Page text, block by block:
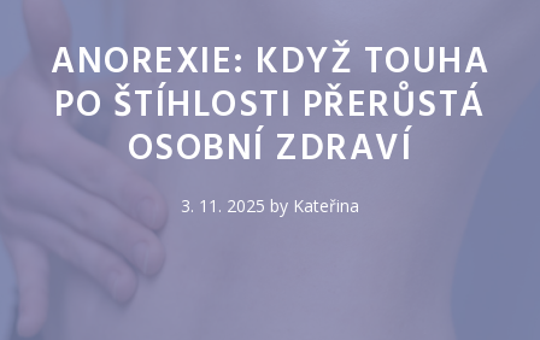
ANOREXIE: KDYŽ TOUHA
PO ŠTÍHLOSTI PŘERŮSTÁ
OSOBNÍ ZDRAVÍ
3. 11. 2025 by Kateřina